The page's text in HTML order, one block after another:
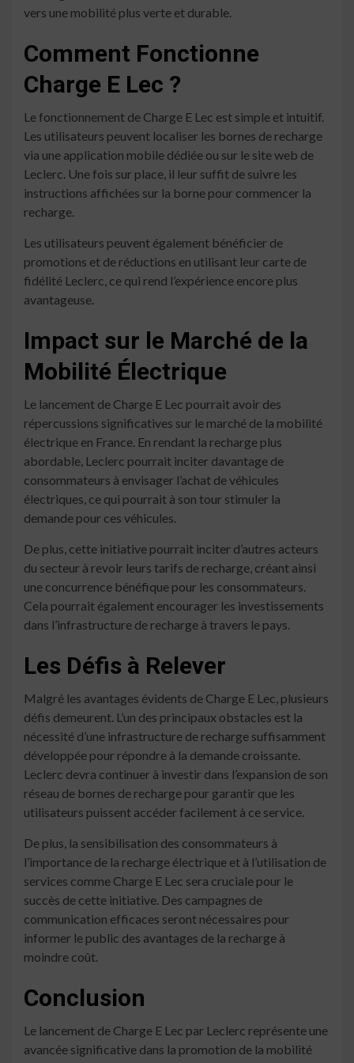
vers une mobilité plus verte et durable.
Comment Fonctionne
Charge E Lec ?
Le fonctionnement de Charge E Lec est simple et intuitif.
Les utilisateurs peuvent localiser les bornes de recharge
via une application mobile dédiée ou sur le site web de
Leclerc. Une fois sur place, il leur suffit de suivre les
instructions affichées sur la borne pour commencer la
recharge.
Les utilisateurs peuvent également bénéficier de
promotions et de réductions en utilisant leur carte de
fidélité Leclerc, ce qui rend l’expérience encore plus
avantageuse.
Impact sur le Marché de la
Mobilité Électrique
Le lancement de Charge E Lec pourrait avoir des
répercussions significatives sur le marché de la mobilité
électrique en France. En rendant la recharge plus
abordable, Leclerc pourrait inciter davantage de
consommateurs à envisager l’achat de véhicules
électriques, ce qui pourrait à son tour stimuler la
demande pour ces véhicules.
De plus, cette initiative pourrait inciter d’autres acteurs
du secteur à revoir leurs tarifs de recharge, créant ainsi
une concurrence bénéfique pour les consommateurs.
Cela pourrait également encourager les investissements
dans l’infrastructure de recharge à travers le pays.
Les Défis à Relever
Malgré les avantages évidents de Charge E Lec, plusieurs
défis demeurent. L’un des principaux obstacles est la
nécessité d’une infrastructure de recharge suffisamment
développée pour répondre à la demande croissante.
Leclerc devra continuer à investir dans l’expansion de son
réseau de bornes de recharge pour garantir que les
utilisateurs puissent accéder facilement à ce service.
De plus, la sensibilisation des consommateurs à
l’importance de la recharge électrique et à l’utilisation de
services comme Charge E Lec sera cruciale pour le
succès de cette initiative. Des campagnes de
communication efficaces seront nécessaires pour
informer le public des avantages de la recharge à
moindre coût.
Conclusion
Le lancement de Charge E Lec par Leclerc représente une
avancée significative dans la promotion de la mobilité